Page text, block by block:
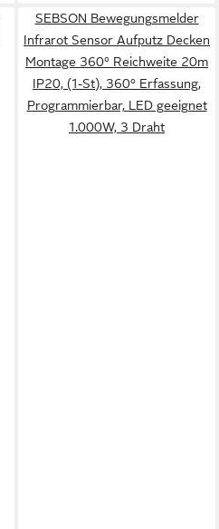
SEBSON Bewegungsmelder
Infrarot Sensor Aufputz Decken
Montage 360° Reichweite 20m
IP20, (1-St), 360° Erfassung,
Programmierbar, LED geeignet
1.000W, 3 Draht